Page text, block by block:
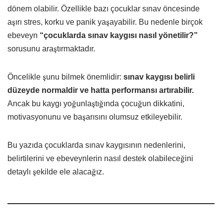
dönem olabilir. Özellikle bazı çocuklar sınav öncesinde
aşırı stres, korku ve panik yaşayabilir. Bu nedenle birçok
ebeveyn “çocuklarda sınav kaygısı nasıl yönetilir?”
sorusunu araştırmaktadır.
Öncelikle şunu bilmek önemlidir: sınav kaygısı belirli
düzeyde normaldir ve hatta performansı artırabilir.
Ancak bu kaygı yoğunlaştığında çocuğun dikkatini,
motivasyonunu ve başarısını olumsuz etkileyebilir.
Bu yazıda çocuklarda sınav kaygısının nedenlerini,
belirtilerini ve ebeveynlerin nasıl destek olabileceğini
detaylı şekilde ele alacağız.